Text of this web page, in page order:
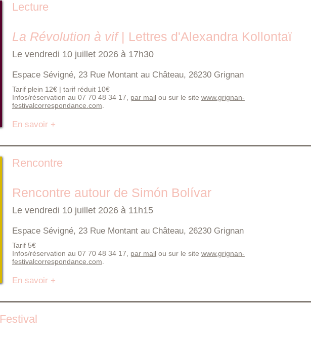
Lecture
La Révolution à vif| Lettres d'Alexandra Kollontaï
Le vendredi 10 juillet 2026 à 17h30
Espace Sévigné, 23 Rue Montant au Château, 26230 Grignan
Tarif plein 12€ | tarif réduit 10€
Infos/réservation au 07 70 48 34 17, par mailou sur le site www.grignan-
festivalcorrespondance.com
En savoir +
Rencontre
Rencontre autour de Simón Bolívar
Le vendredi 10 juillet 2026 à 11h15
Espace Sévigné, 23 Rue Montant au Château, 26230 Grignan
Tarif 5€
Infos/réservation au 07 70 48 34 17, par mailou sur le site www.grignan-
festivalcorrespondance.com
En savoir +
Festival